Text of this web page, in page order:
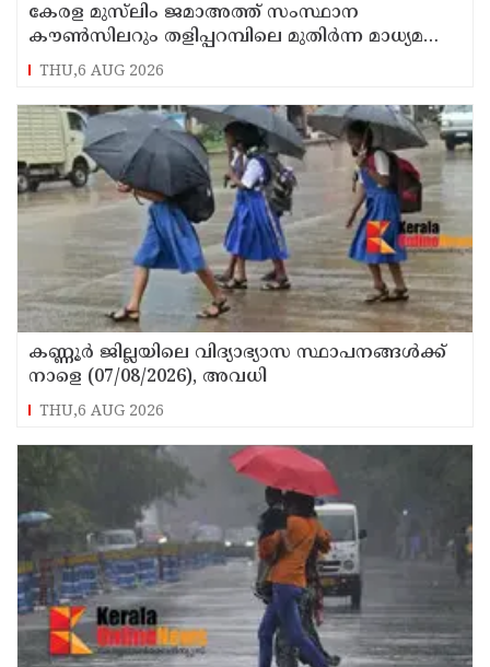
കേരള മുസ്‌ലിം ജമാഅത്ത് സംസ്ഥാന
കൗൺസിലറും തളിപ്പറമ്പിലെ മുതിർന്ന മാധ്യമ
പ്രവർത്തകനുമായ ബി എ അലി മൊഗ്രാൽ
നിര്യാതനായി
THU,6 AUG 2026
കണ്ണൂർ ജില്ലയിലെ വിദ്യാഭ്യാസ സ്ഥാപനങ്ങള്‍ക്ക്
നാളെ (07/08/2026), അവധി
THU,6 AUG 2026